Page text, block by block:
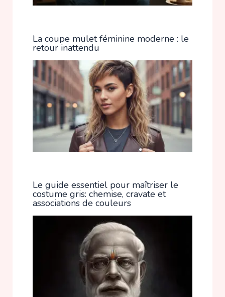
La coupe mulet féminine moderne : le
retour inattendu
Le guide essentiel pour maîtriser le
costume gris: chemise, cravate et
associations de couleurs